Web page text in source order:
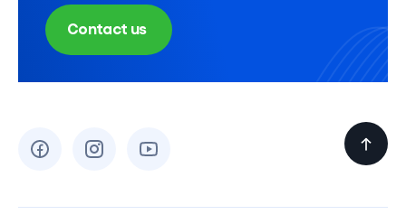
Contact us